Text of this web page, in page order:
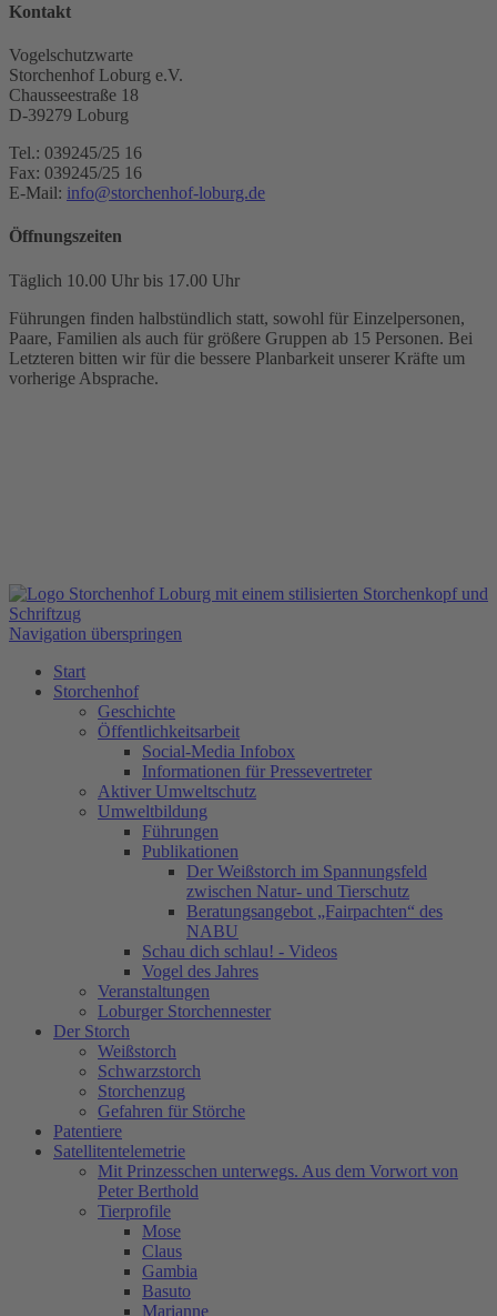
Kontakt
Vogelschutzwarte
Storchenhof Loburg e.V.
Chausseestraße 18
D-39279 Loburg
Tel.: 039245/25 16
Fax: 039245/25 16
E-Mail: info@storchenhof-loburg.de
Öffnungszeiten
Täglich 10.00 Uhr bis 17.00 Uhr
Führungen finden halbstündlich statt, sowohl für Einzelpersonen,
Paare, Familien als auch für größere Gruppen ab 15 Personen. Bei
Letzteren bitten wir für die bessere Planbarkeit unserer Kräfte um
vorherige Absprache.
Navigation überspringen
Start
Storchenhof
Geschichte
Öffentlichkeitsarbeit
Social-Media Infobox
Informationen für Pressevertreter
Aktiver Umweltschutz
Umweltbildung
Führungen
Publikationen
Der Weißstorch im Spannungsfeld
zwischen Natur- und Tierschutz
Beratungsangebot „Fairpachten“ des
NABU
Schau dich schlau! - Videos
Vogel des Jahres
Veranstaltungen
Loburger Storchennester
Der Storch
Weißstorch
Schwarzstorch
Storchenzug
Gefahren für Störche
Patentiere
Satellitentelemetrie
Mit Prinzesschen unterwegs. Aus dem Vorwort von
Peter Berthold
Tierprofile
Mose
Claus
Gambia
Basuto
Marianne